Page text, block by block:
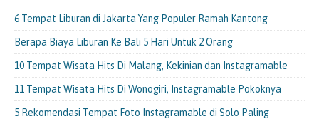
6 Tempat Liburan di Jakarta Yang Populer Ramah Kantong
Berapa Biaya Liburan Ke Bali 5 Hari Untuk 2 Orang
10 Tempat Wisata Hits Di Malang, Kekinian dan Instagramable
11 Tempat Wisata Hits Di Wonogiri, Instagramable Pokoknya
5 Rekomendasi Tempat Foto Instagramable di Solo Paling